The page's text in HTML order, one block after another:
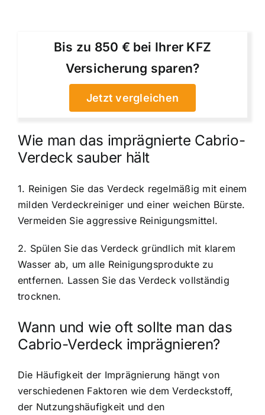
Bis zu 850 € bei Ihrer KFZ
Versicherung sparen?
Jetzt vergleichen
Wie man das imprägnierte Cabrio-
Verdeck sauber hält
1. Reinigen Sie das Verdeck regelmäßig mit einem
milden Verdeckreiniger und einer weichen Bürste.
Vermeiden Sie aggressive Reinigungsmittel.
2. Spülen Sie das Verdeck gründlich mit klarem
Wasser ab, um alle Reinigungsprodukte zu
entfernen. Lassen Sie das Verdeck vollständig
trocknen.
Wann und wie oft sollte man das
Cabrio-Verdeck imprägnieren?
Die Häufigkeit der Imprägnierung hängt von
verschiedenen Faktoren wie dem Verdeckstoff,
der Nutzungshäufigkeit und den